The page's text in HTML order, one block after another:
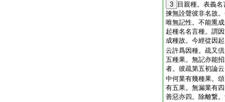
3
目親種。表義
揀無詮聲彼非名故
唯無記性。不能熏
起種名名言種。謂
成種故。今經從因
云許爲因種。疏又
五種果。無記亦能
者。彼疏第五初論
中何業有幾種果。
有五果。無漏業有
善惡亦四。除離繋